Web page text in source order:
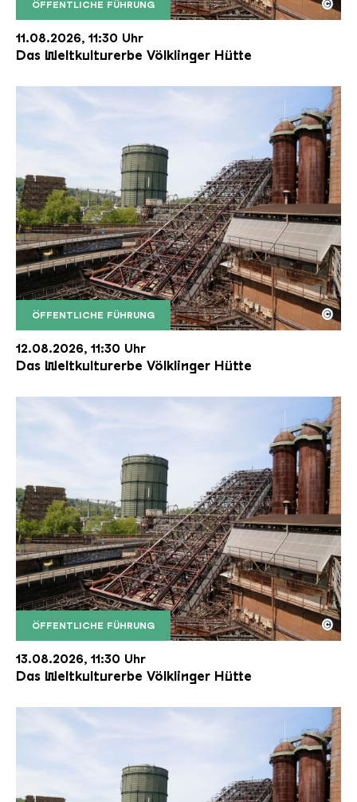
ÖFFENTLICHE FÜHRUNG
Der Erzschrägaufzug der Völklinger Hütte mit
Copyright: Weltkulturerbe Völklinger Hütte | Karl
©
11.08.2026, 11:30 Uhr
Das Weltkulturerbe Völklinger Hütte
ÖFFENTLICHE FÜHRUNG
Der Erzschrägaufzug der Völklinger Hütte mit
Copyright: Weltkulturerbe Völklinger Hütte | Karl
©
12.08.2026, 11:30 Uhr
Das Weltkulturerbe Völklinger Hütte
ÖFFENTLICHE FÜHRUNG
Der Erzschrägaufzug der Völklinger Hütte mit
Copyright: Weltkulturerbe Völklinger Hütte | Karl
©
13.08.2026, 11:30 Uhr
Das Weltkulturerbe Völklinger Hütte